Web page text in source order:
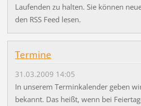
Laufenden zu halten. Sie können
den RSS Feed lesen.
Termine
31.03.2009 14:05
In unserem Terminkalender geben
bekannt. Das heißt, wenn bei